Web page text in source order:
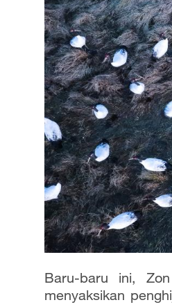
Baru-baru ini,
menyaksikan